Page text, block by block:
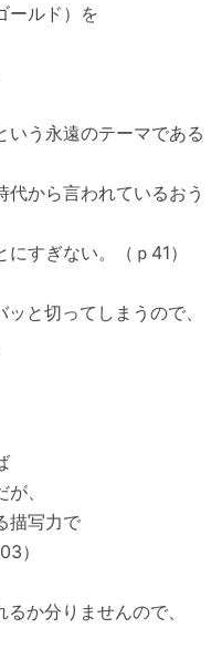
ールド）を
う永遠のテーマである
から言われているおう
にすぎない。（ｐ41）
と切ってしまうので、
、
描写力で
）
か分りませんので、